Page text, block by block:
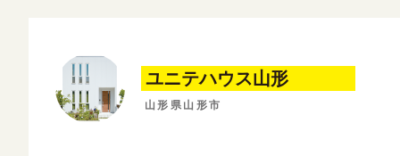
ユニテハウス山形
山形県山形市